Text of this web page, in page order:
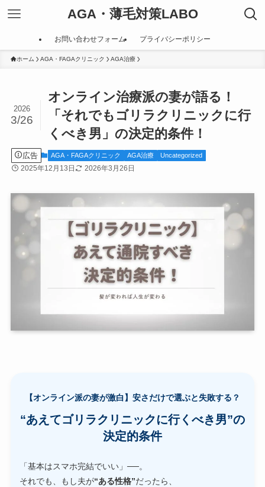
AGA・薄毛対策LABO
お問い合わせフォーム プライバシーポリシー
ホーム AGA・FAGAクリニック AGA治療
オンライン治療派の妻が語る！
「それでもゴリラクリニックに行
くべき男」の決定的条件！
2026
3/26
広告 AGA・FAGAクリニック AGA治療 Uncategorized
2025年12月13日 2026年3月26日
【オンライン派の妻が激白】安さだけで選ぶと失敗する？
“あえてゴリラクリニックに行くべき男”の
決定的条件
「基本はスマホ完結でいい」──。
それでも、もし夫が“ある性格”だったら、